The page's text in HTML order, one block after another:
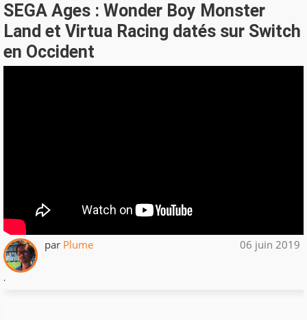
SEGA Ages : Wonder Boy Monster
Land et Virtua Racing datés sur Switch
en Occident
par Plume 06 juin 2019
.